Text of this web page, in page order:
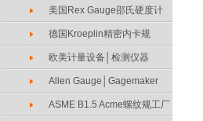
美国Rex Gauge邵氏硬度计
德国Kroeplin精密内卡规
欧美计量设备│检测仪器
Allen Gauge│Gagemaker
ASME B1.5 Acme螺纹规工厂